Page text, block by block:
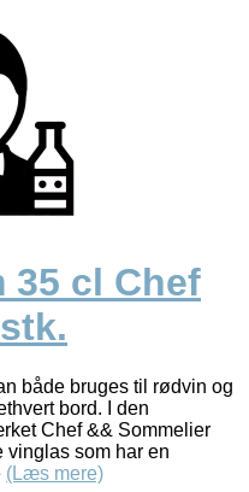
35 cl Chef
både bruges til rødvin og
bord. I den
Chef && Sommelier
vinglas som har en
(Læs mere)